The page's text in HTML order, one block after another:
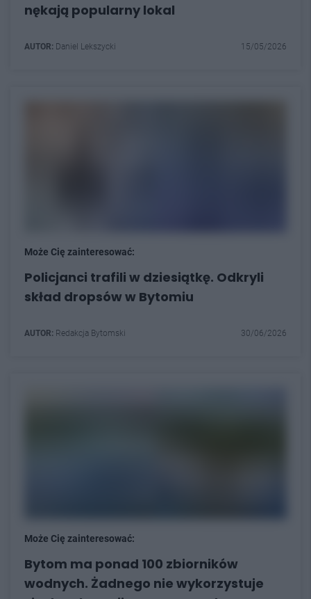
nękają popularny lokal
AUTOR: Daniel Lekszycki 15/05/2026
Może Cię zainteresować:
Policjanci trafili w dziesiątkę. Odkryli
skład dropsów w Bytomiu
AUTOR: Redakcja Bytomski 30/06/2026
Może Cię zainteresować:
Bytom ma ponad 100 zbiorników
wodnych. Żadnego nie wykorzystuje